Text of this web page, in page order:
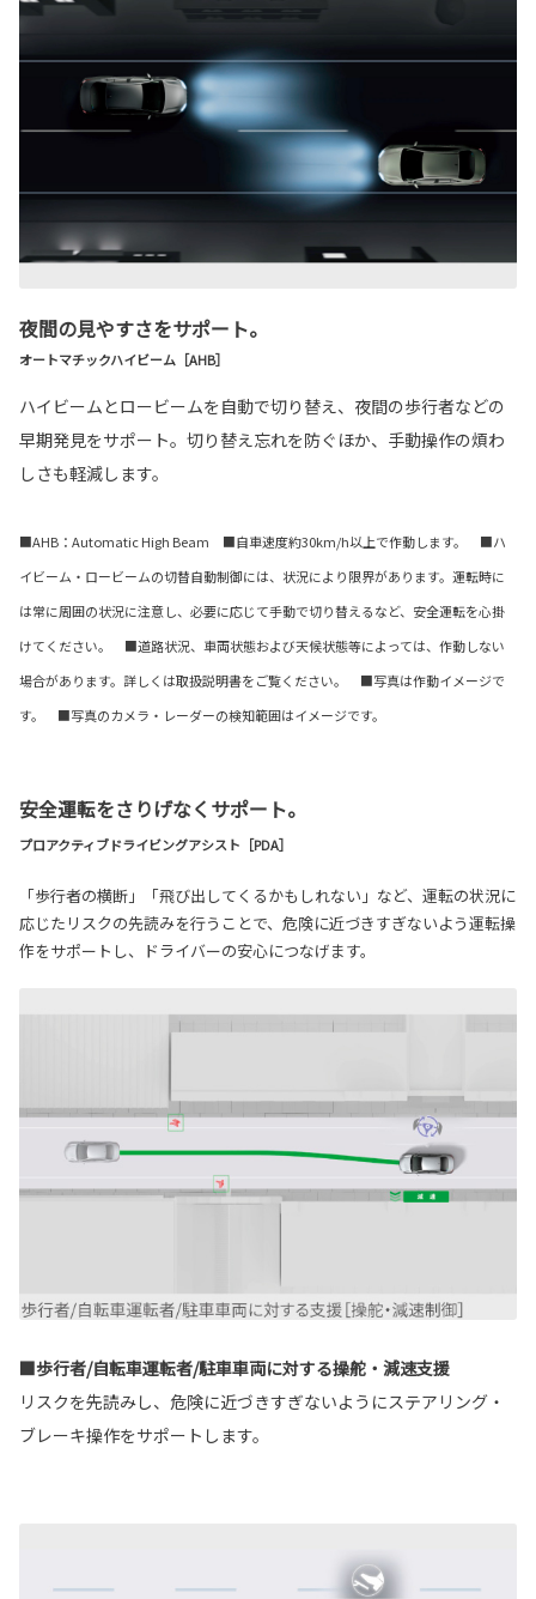
夜間の見やすさをサポート。
オートマチックハイビーム［AHB］
ハイビームとロービームを自動で切り替え、夜間の歩行者などの
早期発見をサポート。切り替え忘れを防ぐほか、手動操作の煩わ
しさも軽減します。
■AHB：Automatic High Beam ■自車速度約30km/h以上で作動します。 ■ハ
イビーム・ロービームの切替自動制御には、状況により限界があります。運転時に
は常に周囲の状況に注意し、必要に応じて手動で切り替えるなど、安全運転を心掛
けてください。 ■道路状況、車両状態および天候状態等によっては、作動しない
場合があります。詳しくは取扱説明書をご覧ください。 ■写真は作動イメージで
す。 ■写真のカメラ・レーダーの検知範囲はイメージです。
安全運転をさりげなくサポート。
プロアクティブドライビングアシスト［PDA］
「歩行者の横断」「飛び出してくるかもしれない」など、運転の状況に
応じたリスクの先読みを行うことで、危険に近づきすぎないよう運転操
作をサポートし、ドライバーの安心につなげます。
■歩行者/自転車運転者/駐車車両に対する操舵・減速支援
リスクを先読みし、危険に近づきすぎないようにステアリング・
ブレーキ操作をサポートします。